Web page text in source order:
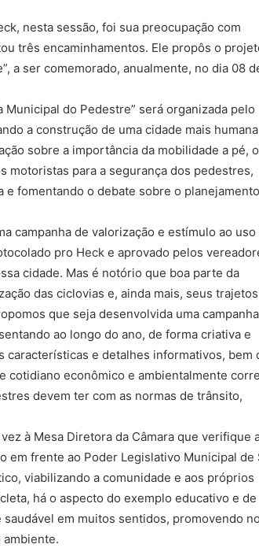
nesta sessão, foi sua preocupação com
três encaminhamentos. Ele propôs o
a ser comemorado, anualmente, no dia 08
do Pedestre” será organizada pelo
a construção de uma cidade mais
sobre a importância da mobilidade a pé,
para a segurança dos pedestres,
fomentando o debate sobre o planejamento
campanha de valorização e estímulo ao uso
pro Heck e aprovado pelos
cidade. Mas é notório que boa parte da
das ciclovias e, ainda mais, seus
que seja desenvolvida uma
ao longo do ano, de forma criativa e
características e detalhes informativos, bem
econômico e ambientalmente
devem ter com as normas de trânsito,
à Mesa Diretora da Câmara que verifique
em frente ao Poder Legislativo Municipal de
viabilizando a comunidade e aos próprios
há o aspecto do exemplo educativo e de
em muitos sentidos, promovendo
ambiente.